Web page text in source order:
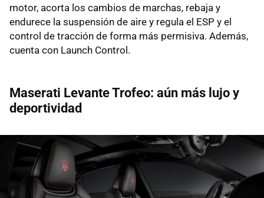
motor, acorta los cambios de marchas, rebaja y
endurece la suspensión de aire y regula el ESP y el
control de tracción de forma más permisiva. Además,
cuenta con Launch Control.
Maserati Levante Trofeo: aún más lujo y
deportividad